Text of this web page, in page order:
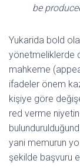
be
Yukarida bold
yönetmeliklerde
mahkeme
ifadeler önem
kişiye göre
red verme
yani memurun
şekilde başvuru